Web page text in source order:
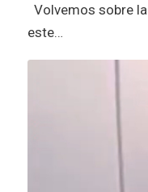
Volvemos sobre
este…